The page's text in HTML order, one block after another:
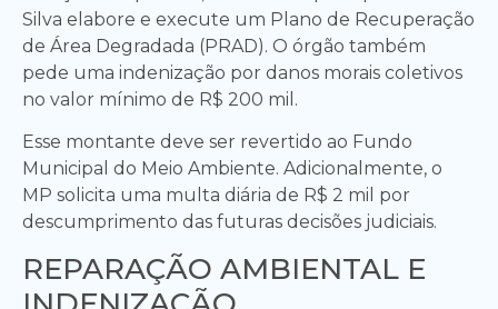
Silva elabore e execute um Plano de Recuperação
de Área Degradada (PRAD). O órgão também
pede uma indenização por danos morais coletivos
no valor mínimo de R$ 200 mil.
Esse montante deve ser revertido ao Fundo
Municipal do Meio Ambiente. Adicionalmente, o
MP solicita uma multa diária de R$ 2 mil por
descumprimento das futuras decisões judiciais.
REPARAÇÃO AMBIENTAL E